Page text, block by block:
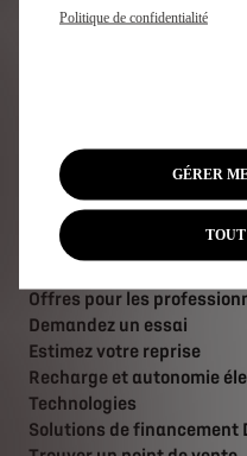
Véhicules Hybrides
Accès Rapide
Configurateur DS
Véhicules Immédiatement
Offres pour les
Demandez un essai
Estimez votre reprise
Recharge et autonomie
Technologies
Solutions de financement
Politique de confidentialité
GÉRER